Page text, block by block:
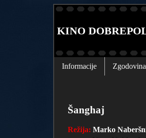
KINO
Informacije
Šanghaj
Režija: Marko